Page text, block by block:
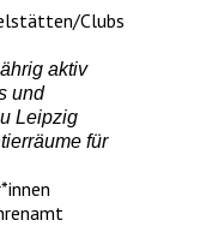
Clubs
aktiv
und
Leipzig
für